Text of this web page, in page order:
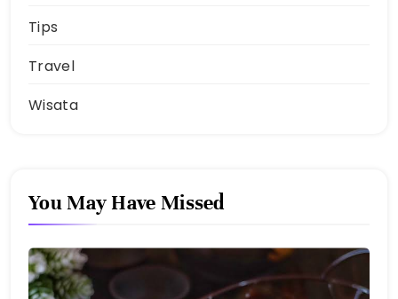
Tips
Travel
Wisata
You May Have Missed